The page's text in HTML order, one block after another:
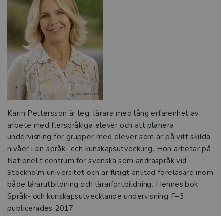
Karin Pettersson är leg. lärare med lång erfarenhet av
arbete med flerspråkiga elever och att planera
undervisning för grupper med elever som är på vitt skilda
nivåer i sin språk- och kunskapsutveckling. Hon arbetar på
Nationellt centrum för svenska som andraspråk vid
Stockholm universitet och är flitigt anlitad föreläsare inom
både lärarutbildning och lärarfortbildning. Hennes bok
Språk- och kunskapsutvecklande undervisning F–3
publicerades 2017.